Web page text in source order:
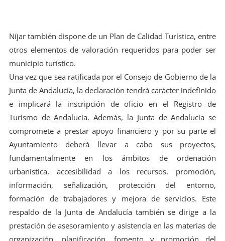
Níjar también dispone de un Plan de Calidad Turística, entre
otros elementos de valoración requeridos para poder ser
municipio turístico.
Una vez que sea ratificada por el Consejo de Gobierno de la
Junta de Andalucía, la declaración tendrá carácter indefinido
e implicará la inscripción de oficio en el Registro de
Turismo de Andalucía. Además, la Junta de Andalucía se
compromete a prestar apoyo financiero y por su parte el
Ayuntamiento deberá llevar a cabo sus proyectos,
fundamentalmente en los ámbitos de ordenación
urbanística, accesibilidad a los recursos, promoción,
información, señalización, protección del entorno,
formación de trabajadores y mejora de servicios. Este
respaldo de la Junta de Andalucía también se dirige a la
prestación de asesoramiento y asistencia en las materias de
organización, planificación, fomento y promoción del